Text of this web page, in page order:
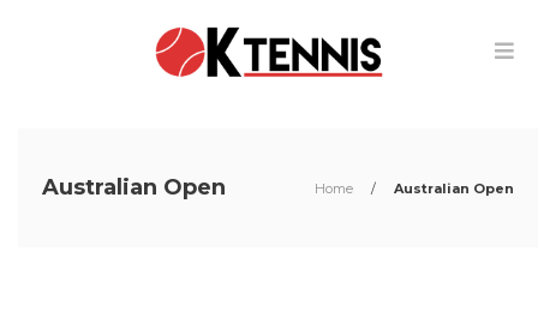
Australian Open Home / Australian Open